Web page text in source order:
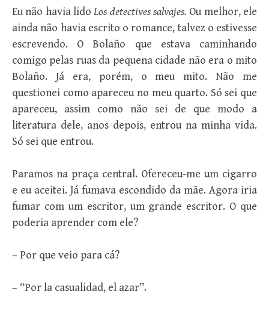
Eu não havia lidoLos detectives salvajes. Ou melhor, ele
ainda não havia escrito o romance, talvez o estivesse
escrevendo. O Bolaño que estava caminhando
comigo pelas ruas da pequena cidade não era o mito
Bolaño. Já era, porém, o meu mito. Não me
questionei como apareceu no meu quarto. Só sei que
apareceu, assim como não sei de que modo a
literatura dele, anos depois, entrou na minha vida.
Só sei que entrou.
Paramos na praça central. Ofereceu-me um cigarro
e eu aceitei. Já fumava escondido da mãe. Agora iria
fumar com um escritor, um grande escritor. O que
poderia aprender com ele?
– Por que veio para cá?
– “Por la casualidad, el azar”.